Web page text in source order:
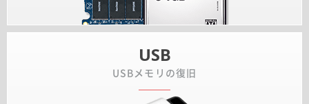
USB
USBメモリの復旧